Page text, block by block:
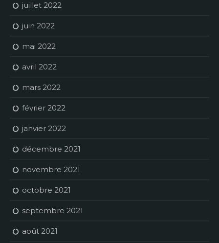
juillet 2022
juin 2022
mai 2022
avril 2022
mars 2022
février 2022
janvier 2022
décembre 2021
novembre 2021
octobre 2021
septembre 2021
août 2021